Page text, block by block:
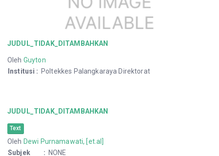
JUDUL_TIDAK_DITAMBAHKAN
Oleh Guyton
Institusi : Poltekkes Palangkaraya Direktorat
JUDUL_TIDAK_DITAMBAHKAN
Text
Oleh Dewi Purnamawati, [et.al]
Subjek
: NONE